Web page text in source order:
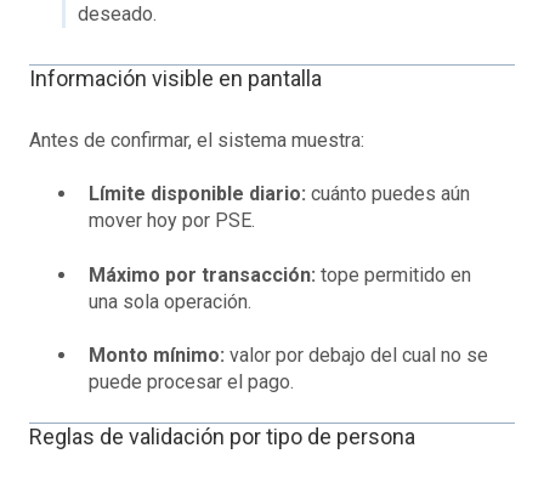
deseado.
Información visible en pantalla
Antes de confirmar, el sistema muestra:
Límite disponible diario: cuánto puedes aún
mover hoy por PSE.
Máximo por transacción: tope permitido en
una sola operación.
Monto mínimo: valor por debajo del cual no se
puede procesar el pago.
Reglas de validación por tipo de persona